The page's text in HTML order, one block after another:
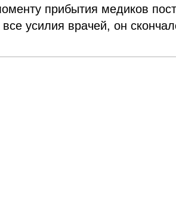
прибытия медиков
усилия врачей, он